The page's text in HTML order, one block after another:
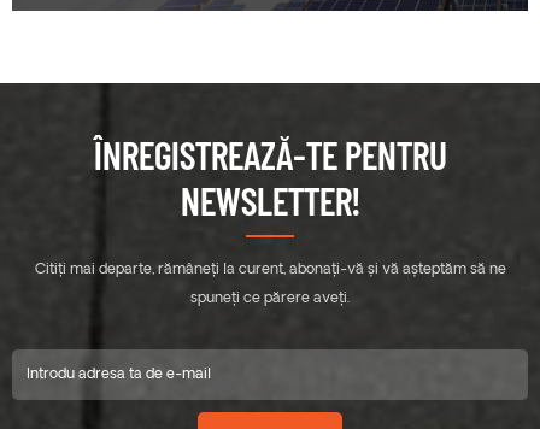
ÎNREGISTREAZĂ-TE PENTRU
NEWSLETTER!
Citiți mai departe, rămâneți la curent, abonați-vă și vă așteptăm să ne
spuneți ce părere aveți.